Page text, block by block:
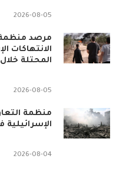
2026-08-05
مرصد منظمة
الانتهاكات
المحتلة
2026-08-05
منظمة
2026-08-04